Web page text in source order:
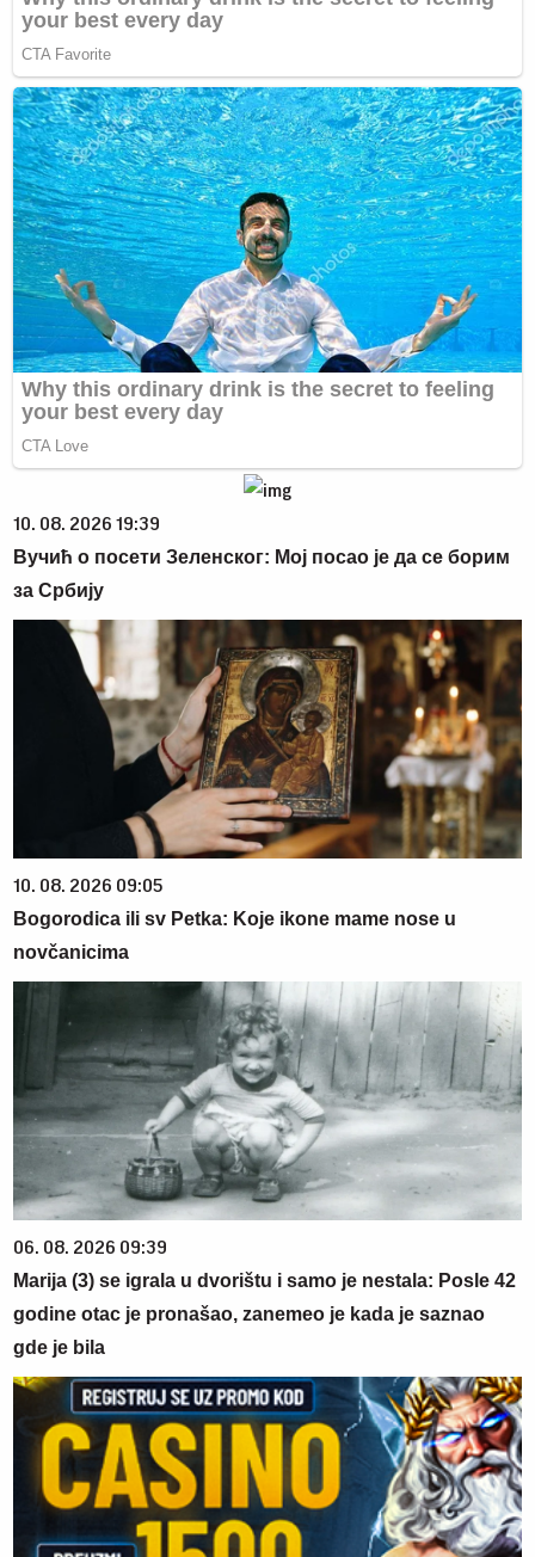
10. 08. 2026 19:39
Вучић о посети Зеленског: Мој посао је да се борим
за Србију
10. 08. 2026 09:05
Bogorodica ili sv Petka: Koje ikone mame nose u
novčanicima
06. 08. 2026 09:39
Marija (3) se igrala u dvorištu i samo je nestala: Posle 42
godine otac je pronašao, zanemeo je kada je saznao
gde je bila